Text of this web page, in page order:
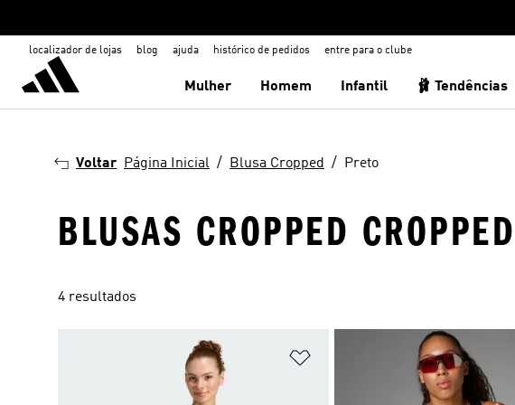
localizador de lojas blog ajuda histórico de pedidos entre para o clube
Mulher Homem Infantil 🩰 Tendências
Voltar Página Inicial Blusa Cropped Preto
BLUSAS CROPPED
4 resultados
Adicionar à Lista de Desejos